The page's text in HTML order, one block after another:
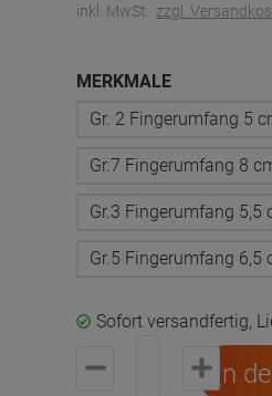
inkl. MwSt. zzgl.
MERKMALE
Gr. 2 Fingerumfang 5
Gr.7 Fingerumfang 8
Gr.3 Fingerumfang 5,5
Gr.5 Fingerumfang 6,5
Sofort versandfertig,
In